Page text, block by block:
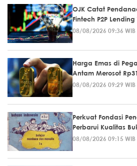
OJK Catat
Fintech P2P Lending
08/08/2026 09:36 WIB
Harga Emas di
Antam Merosot
08/08/2026 09:29 WIB
Perkuat Fondasi
Perbarui Kualitas
08/08/2026 09:15 WIB